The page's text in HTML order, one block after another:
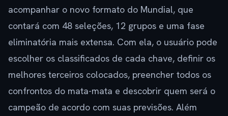
acompanhar o novo formato do Mundial, que
contará com 48 seleções, 12 grupos e uma fase
eliminatória mais extensa. Com ela, o usuário pode
escolher os classificados de cada chave, definir os
melhores terceiros colocados, preencher todos os
confrontos do mata-mata e descobrir quem será o
campeão de acordo com suas previsões. Além